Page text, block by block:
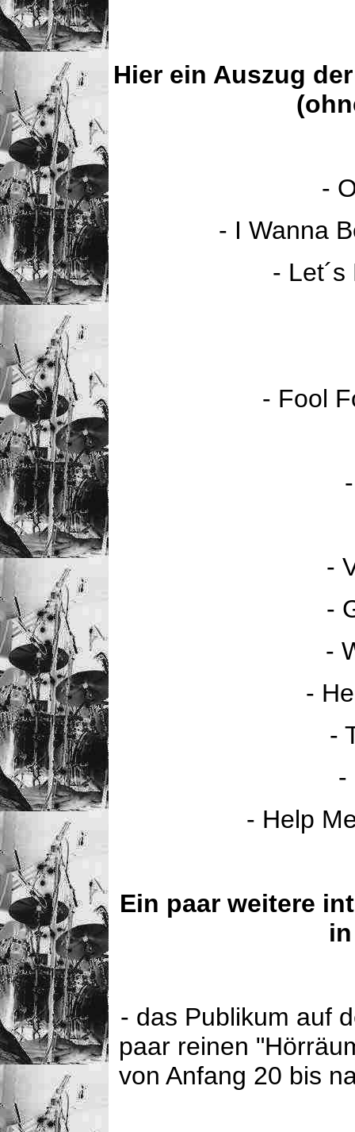
Hier ein Auszug
-
- I Wanna
-
- Fool
-
-
-
-
-
-
- Help
Ein paar weitere
- das Publikum auf
paar reinen
von Anfang 20 bis